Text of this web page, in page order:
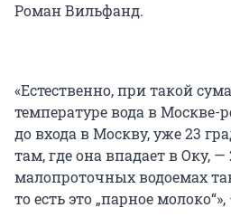
Роман Вильфанд.
«Естественно, при такой
температуре вода в Москве-
до входа в Москву, уже 23
там, где она впадает в Оку, —
малопроточных водоемах
то есть это „парное